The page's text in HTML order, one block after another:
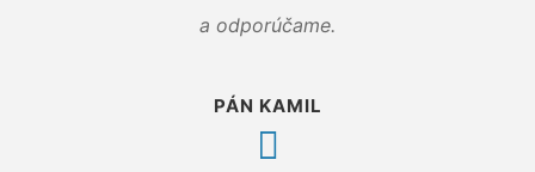
a odporúčame.
PÁN KAMIL